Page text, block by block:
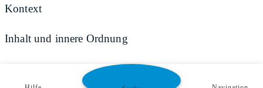
Kontext
Inhalt und innere Ordnung
Zugangs- und Benutzungsbestimmungen